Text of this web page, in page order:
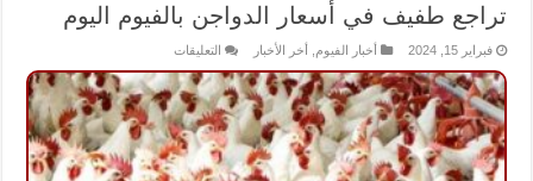
تراجع طفيف في أسعار الدواجن بالفيوم اليوم
فبراير 15, 2024 أخبار الفيوم أخر الأخبار التعليقاتعلى
طفيف
في
أسعار
الدواجن
بالفيوم
اليوم
مغلقة